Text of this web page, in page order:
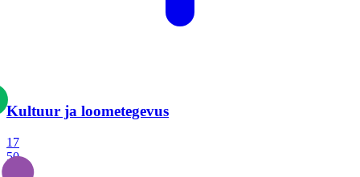
Kultuur ja loometegevus
17
50